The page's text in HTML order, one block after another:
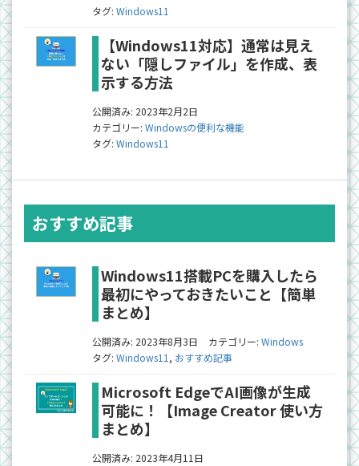
タグ: Windows11
【Windows11対応】通常は見え
ない「隠しファイル」を作成、表
示する方法
公開済み: 2023年2月2日
カテゴリー: Windowsの便利な機能
タグ: Windows11
おすすめ記事
Windows11搭載PCを購入したら
最初にやっておきたいこと【簡単
まとめ】
公開済み: 2023年8月3日 カテゴリー: Windows
タグ: Windows11, おすすめ記事
Microsoft EdgeでAI画像が生成
可能に！【Image Creator 使い方
まとめ】
公開済み: 2023年4月11日